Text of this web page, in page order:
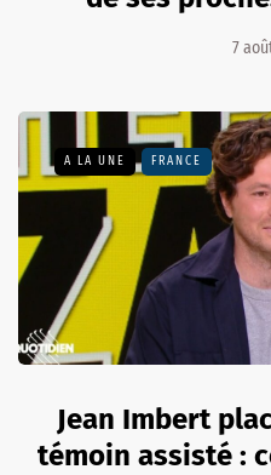
7
A LA UNE FRANCE
Jean Imbert
témoin assisté :